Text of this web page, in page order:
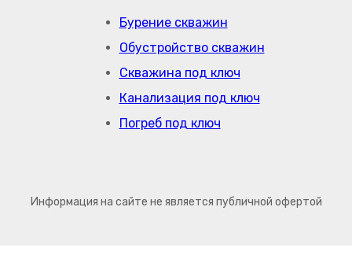
Бурение скважин
Обустройство скважин
Скважина под ключ
Канализация под ключ
Погреб под ключ
Информация на сайте не является публичной офертой